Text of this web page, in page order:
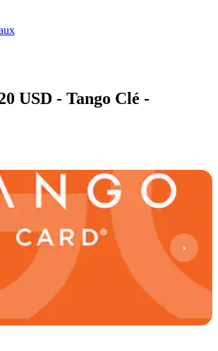
USD - Tango Clé -